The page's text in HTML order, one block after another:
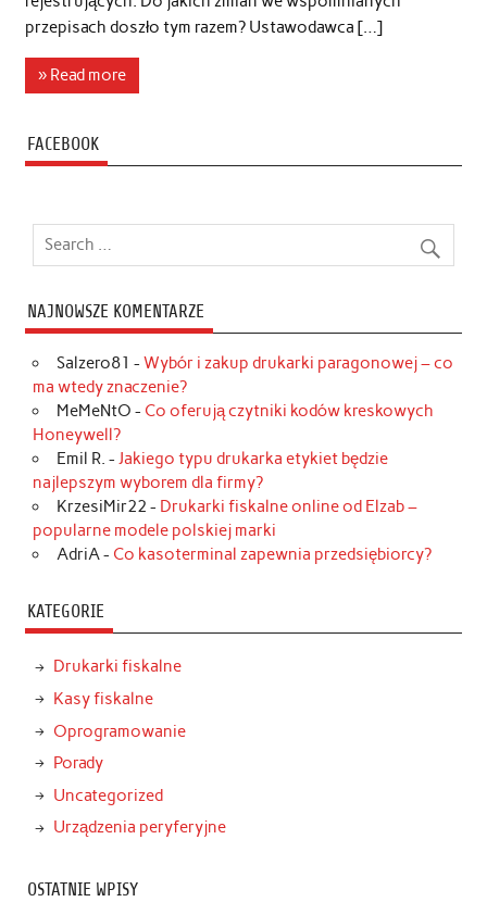
przepisach doszło tym razem? Ustawodawca […]
» Read more
FACEBOOK
NAJNOWSZE KOMENTARZE
Salzero81 - Wybór i zakup drukarki paragonowej – co
ma wtedy znaczenie?
MeMeNtO - Co oferują czytniki kodów kreskowych
Honeywell?
Emil R. - Jakiego typu drukarka etykiet będzie
najlepszym wyborem dla firmy?
KrzesiMir22 - Drukarki fiskalne online od Elzab –
popularne modele polskiej marki
AdriA- Co kasoterminal zapewnia przedsiębiorcy?
KATEGORIE
Drukarki fiskalne
Kasy fiskalne
Oprogramowanie
Porady
Uncategorized
Urządzenia peryferyjne
OSTATNIE WPISY